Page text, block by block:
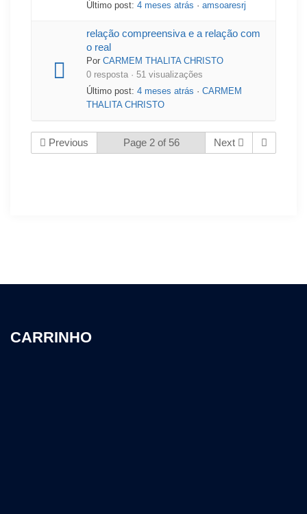
Último post: 4 meses atrás · amsoaresrj
relação compreensiva e a relação com
o real
Por CARMEM THALITA CHRISTO
0 resposta · 51 visualizações
Último post: 4 meses atrás · CARMEM
THALITA CHRISTO
Previous Page 2 of 56 Next
CARRINHO